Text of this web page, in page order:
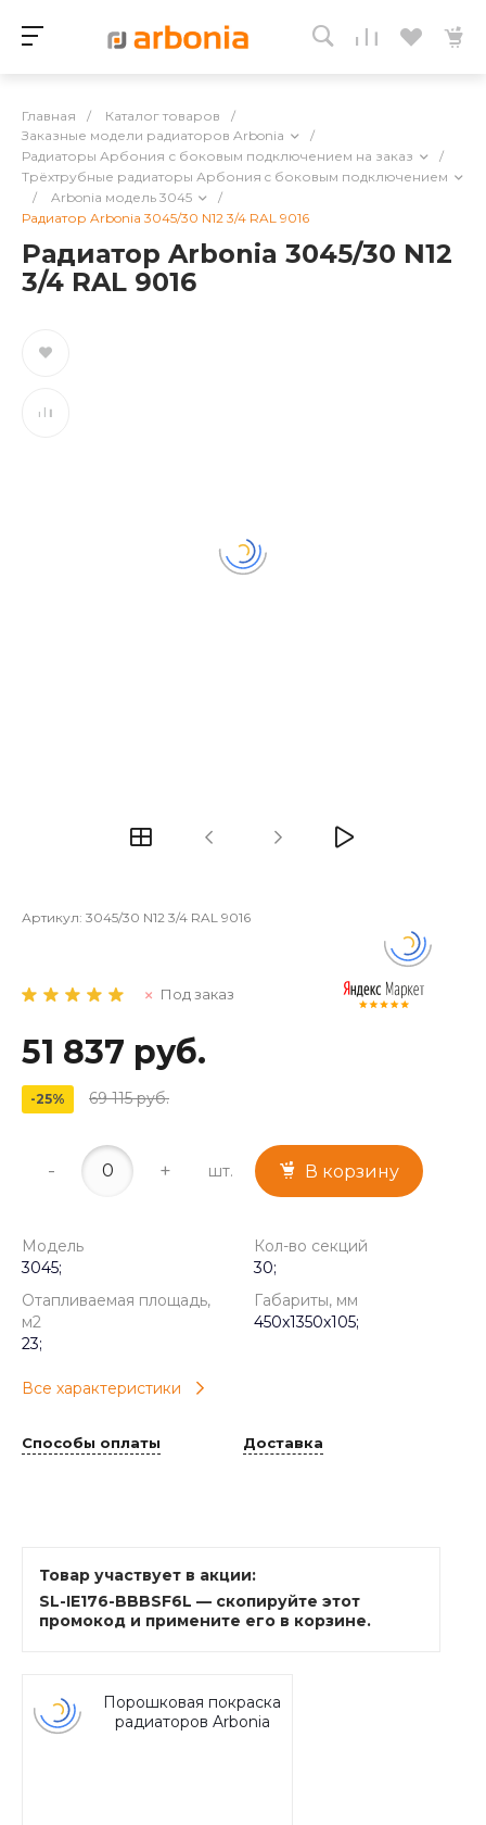
Главная / Каталог товаров
/
Заказные модели радиаторов Arbonia
/
Радиаторы Арбония с боковым подключением на заказ
/
Трёхтрубные радиаторы Арбония c боковым подключением
/
Arbonia модель 3045
/
Радиатор Arbonia 3045/30 N12 3/4 RAL 9016
Радиатор Arbonia 3045/30 N12
3/4 RAL 9016
Артикул: 3045/30 N12 3/4 RAL 9016
Под заказ
51 837 руб.
-25% 69 115 руб.
- + шт. В корзину
Модель
3045;
Кол-во секций
30;
Отапливаемая площадь,
м2
23;
Габариты, мм
450x1350x105;
Все характеристики
Способы оплаты Доставка
Товар участвует в акции:
SL-IE176-BBBSF6L — скопируйте этот
промокод и примените его в корзине.
Порошковая покраска
радиаторов Arbonia